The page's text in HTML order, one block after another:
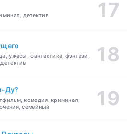
детектив
ужасы, фантастика, фэнтези,
Ду?
комедия, криминал,
семейный